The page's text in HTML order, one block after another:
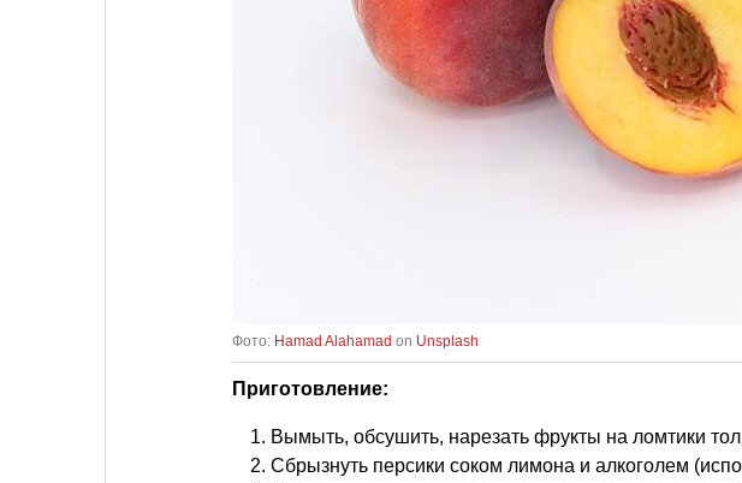
Фото: Hamad Alahamad on Unsplash
Приготовление:
Вымыть, обсушить, нарезать фрукты на ломтики
Сбрызнуть персики соком лимона и алкоголем